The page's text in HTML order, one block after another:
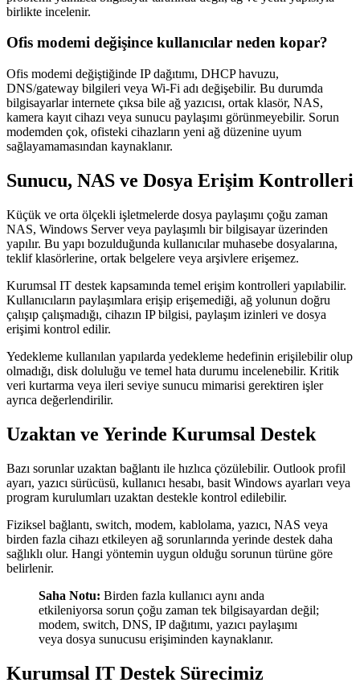
birlikte incelenir.
Ofis modemi değişince kullanıcılar neden kopar?
Ofis modemi değiştiğinde IP dağıtımı, DHCP havuzu,
DNS/gateway bilgileri veya Wi-Fi adı değişebilir. Bu durumda
bilgisayarlar internete çıksa bile ağ yazıcısı, ortak klasör, NAS,
kamera kayıt cihazı veya sunucu paylaşımı görünmeyebilir. Sorun
modemden çok, ofisteki cihazların yeni ağ düzenine uyum
sağlayamamasından kaynaklanır.
Sunucu, NAS ve Dosya Erişim Kontrolleri
Küçük ve orta ölçekli işletmelerde dosya paylaşımı çoğu zaman
NAS, Windows Server veya paylaşımlı bir bilgisayar üzerinden
yapılır. Bu yapı bozulduğunda kullanıcılar muhasebe dosyalarına,
teklif klasörlerine, ortak belgelere veya arşivlere erişemez.
Kurumsal IT destek kapsamında temel erişim kontrolleri yapılabilir.
Kullanıcıların paylaşımlara erişip erişemediği, ağ yolunun doğru
çalışıp çalışmadığı, cihazın IP bilgisi, paylaşım izinleri ve dosya
erişimi kontrol edilir.
Yedekleme kullanılan yapılarda yedekleme hedefinin erişilebilir olup
olmadığı, disk doluluğu ve temel hata durumu incelenebilir. Kritik
veri kurtarma veya ileri seviye sunucu mimarisi gerektiren işler
ayrıca değerlendirilir.
Uzaktan ve Yerinde Kurumsal Destek
Bazı sorunlar uzaktan bağlantı ile hızlıca çözülebilir. Outlook profil
ayarı, yazıcı sürücüsü, kullanıcı hesabı, basit Windows ayarları veya
program kurulumları uzaktan destekle kontrol edilebilir.
Fiziksel bağlantı, switch, modem, kablolama, yazıcı, NAS veya
birden fazla cihazı etkileyen ağ sorunlarında yerinde destek daha
sağlıklı olur. Hangi yöntemin uygun olduğu sorunun türüne göre
belirlenir.
Saha Notu: Birden fazla kullanıcı aynı anda
etkileniyorsa sorun çoğu zaman tek bilgisayardan değil;
modem, switch, DNS, IP dağıtımı, yazıcı paylaşımı
veya dosya sunucusu erişiminden kaynaklanır.
Kurumsal IT Destek Sürecimiz